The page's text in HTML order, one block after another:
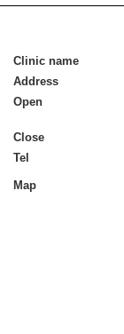
Clinic name
Address
Open
Close
Tel
Map